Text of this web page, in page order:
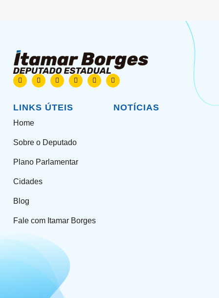
LINKS ÚTEIS
Home
Sobre o Deputado
Plano Parlamentar
Cidades
Blog
Fale com Itamar Borges
NOTÍCIAS